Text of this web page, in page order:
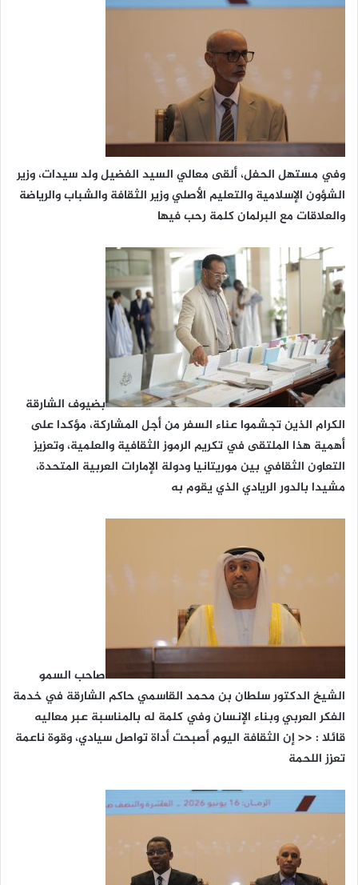
وفي مستهل الحفل، ألقى معالي السيد الفضيل ولد سيدات، وزير
الشؤون الإسلامية والتعليم الأصلي وزير الثقافة والشباب والرياضة
والعلاقات مع البرلمان كلمة رحب فيها
بضيوف الشارقة
الكرام الذين تجشموا عناء السفر من أجل المشاركة، مؤكدا على
أهمية هذا الملتقى في تكريم الرموز الثقافية والعلمية، وتعزيز
التعاون الثقافي بين موريتانيا ودولة الإمارات العربية المتحدة،
مشيدا بالدور الريادي الذي يقوم به
صاحب السمو
الشيخ الدكتور سلطان بن محمد القاسمي حاكم الشارقة في خدمة
الفكر العربي وبناء الإنسان وفي كلمة له بالمناسبة عبر معاليه
قائلا : << إن الثقافة اليوم أصبحت أداة تواصل سيادي، وقوة ناعمة
تعزز اللحمة